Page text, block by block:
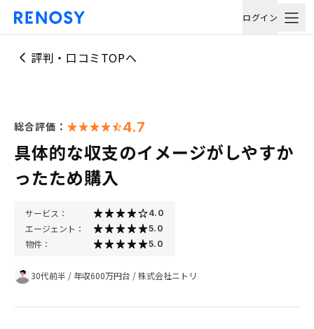
ログイン
評判・口コミTOPへ
総合評価： 4.7
具体的な収支のイメージがしやすか
ったため購入
サービス： 4.0
エージェント： 5.0
物件： 5.0
30代前半 / 年収600万円台 /株式会社ニトリ